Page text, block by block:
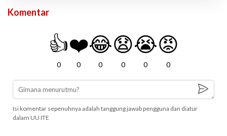
Komentar
👍
0
❤️
0
😂
0
😧
0
😭
0
😡
0
Isi komentar sepenuhnya adalah tanggung jawab pengguna dan diatur
dalam UU ITE